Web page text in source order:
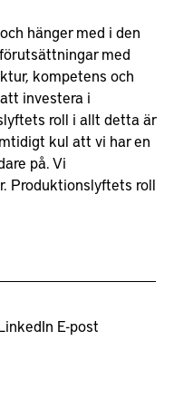
hänger med i den
med
kompetens och
investera i
roll i allt detta är
kul att vi har en
på. Vi
Produktionslyftets roll
E-post